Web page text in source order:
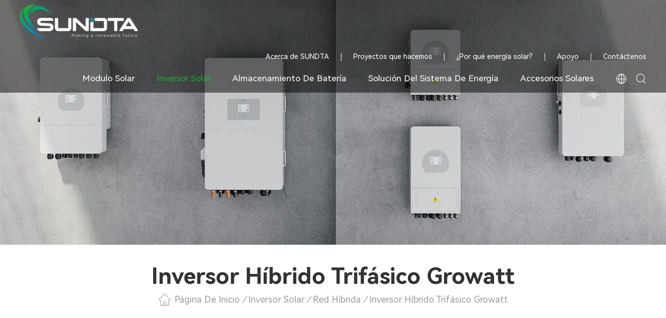
Acerca de SUNDTA Proyectos que hacemos ¿Por qué energía solar? Apoyo Contáctenos
Modulo Solar Inversor Solar Almacenamiento De Batería Solución Del Sistema De Energía Accesorios Solares
Inversor Híbrido Trifásico Growatt
Página De Inicio / Inversor Solar / Red Híbrida / Inversor Híbrido Trifásico Growatt